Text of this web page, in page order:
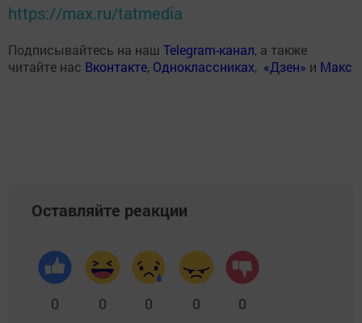
https://max.ru/tatmedia
Подписывайтесь на наш Telegram-канал, а также
читайте нас Вконтакте, Одноклассниках, «Дзен» и Макс
Оставляйте реакции
0 0 0 0 0